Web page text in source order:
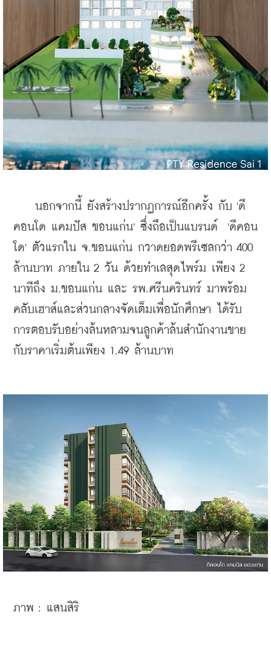
นอกจากนี้ ยังสร้างปรากฏการณ์อีกครั้ง กับ 'ดี
คอนโด แคมปัส ขอนแก่น' ซึ่งถือเป็นแบรนด์
'ดีคอน
โด' ตัวแรกใน จ.ขอนแก่น กวาดยอดพรีเซลกว่า 400
ล้านบาท ภายใน 2 วัน ด้วยทำเลสุดไพร์ม เพียง 2
นาทีถึง ม.ขอนแก่น และ รพ.ศรีนครินทร์ มาพร้อม
คลับเฮาส์และส่วนกลางจัดเต็มเพื่อนักศึกษา ได้รับ
การตอบรับอย่างล้นหลามจนลูกค้าล้นสำนักงานขาย
กับราคาเริ่มต้นเพียง 1.49 ล้านบาท
ภาพ : แสนสิริ